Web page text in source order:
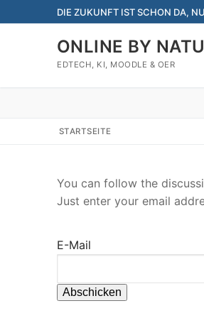
Inhalt
DIE ZUKUNFT IST SCHON DA,
ONLINE BY
EDTECH, KI, MOODLE & OER
STARTSEITE
You can follow the
Just enter your email
E-Mail